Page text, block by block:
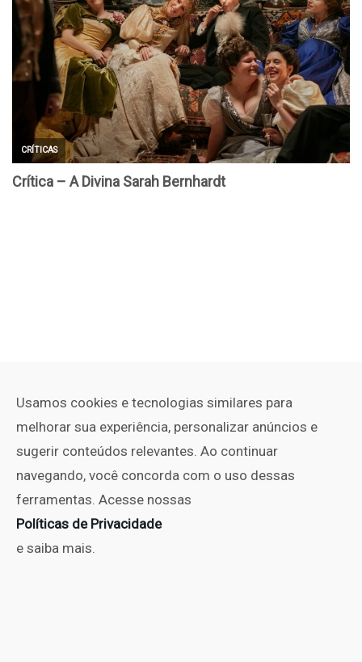
Usamos cookies e tecnologias similares para
melhorar sua experiência, personalizar anúncios e
sugerir conteúdos relevantes. Ao continuar
navegando, você concorda com o uso dessas
ferramentas. Acesse nossas
Políticas de Privacidade
e saiba mais.